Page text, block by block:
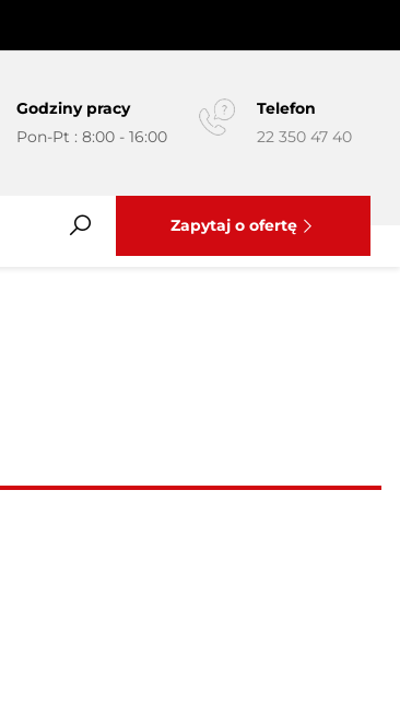
Godziny pracy
Pon-Pt : 8:00 - 16:00
Telefon
22 350 47 40
Zapytaj o ofertę